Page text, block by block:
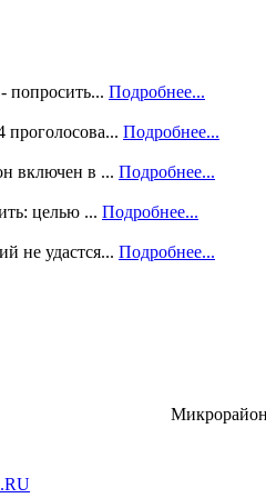
попросить... Подробнее...
проголосова... Подробнее...
включен в ... Подробнее...
целью ... Подробнее...
не удастся... Подробнее...